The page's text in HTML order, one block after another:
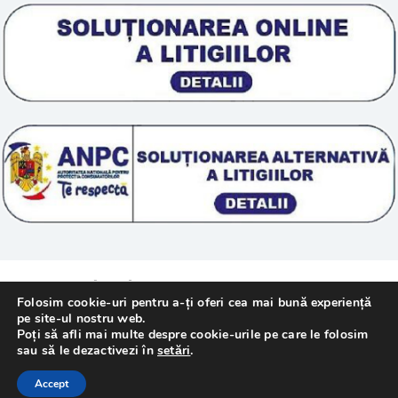
Scoala „Sanatate 5D”
Tratamente naturale
Termeni si conditii
Politica cookie
© 2011 – [year] Fundatia Simile. Toate drepturile
rezervate.
Realizat cu de
Folosim cookie-uri pentru a-ți oferi cea mai bună experiență
pe site-ul nostru web.
Poți să afli mai multe despre cookie-urile pe care le folosim
sau să le dezactivezi în setări.
Accept